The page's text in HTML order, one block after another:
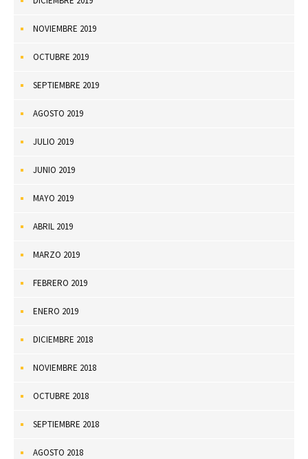
NOVIEMBRE 2019
OCTUBRE 2019
SEPTIEMBRE 2019
AGOSTO 2019
JULIO 2019
JUNIO 2019
MAYO 2019
ABRIL 2019
MARZO 2019
FEBRERO 2019
ENERO 2019
DICIEMBRE 2018
NOVIEMBRE 2018
OCTUBRE 2018
SEPTIEMBRE 2018
AGOSTO 2018